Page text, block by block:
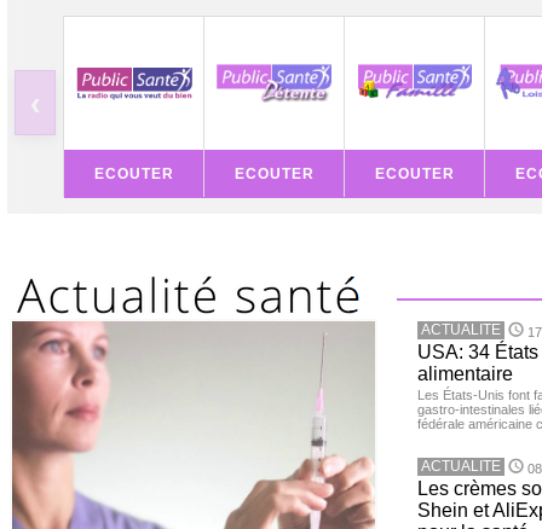
‹
ECOUTER ECOUTER ECOUTER
ACTUALITE
USA: 34
alimentaire
Les États-Unis font
gastro-intestinales
fédérale américaine
ACTUALITE
Les crèmes
Shein et